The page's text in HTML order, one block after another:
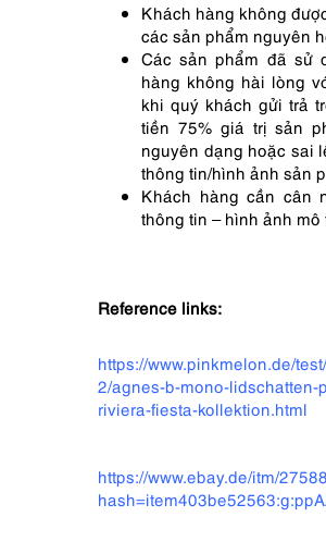
Khách hàng không
các sản phẩm nguyên
Các sản phẩm đã sử
hàng không hài lòng
khi quý khách gửi trả
tiền 75% giá trị sản
nguyên dạng hoặc sai
thông tin/hình ảnh sản
Khách hàng cần cân
thông tin – hình ảnh
Reference links:
https://www.pinkmelon.de/
2/agnes-b-mono-lidschatten-
riviera-fiesta-kollektion.html
https://www.ebay.de/itm/